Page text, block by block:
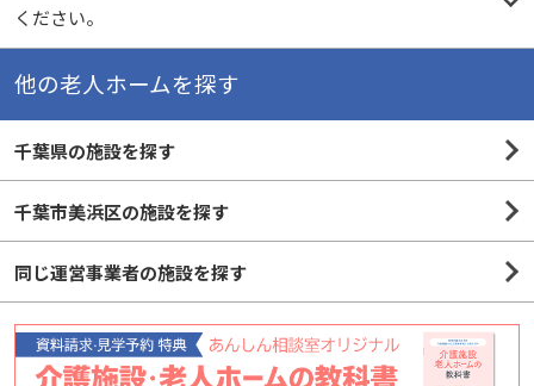
ください。
他の老人ホームを探す
千葉県の施設を探す
千葉市美浜区の施設を探す
同じ運営事業者の施設を探す